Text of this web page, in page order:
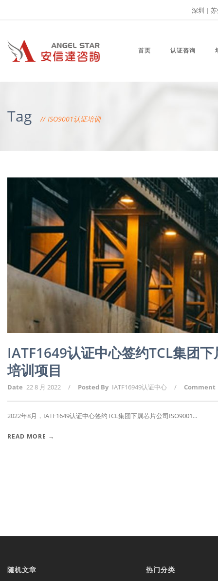
深圳 |
首页 认证咨询
Tag ISO9001认证培训
IATF1649认证中心签约TCL集团
培训项目
Date 22 8 月 2022 / Posted By IATF16949认证中心 / Comment
2022年8月，IATF1649认证中心签约TCL集团下属芯片公司ISO9001...
READ MORE →
随机文章 热门分类